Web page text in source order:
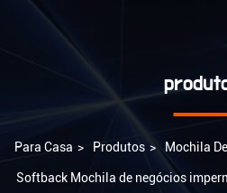
Para Casa > Produtos > Mochila
Softback Mochila de negócios